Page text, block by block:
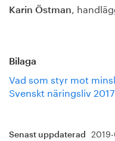
Karin Östman,
Bilaga
Vad som styr mot
Svenskt näringsliv
Senast uppdaterad